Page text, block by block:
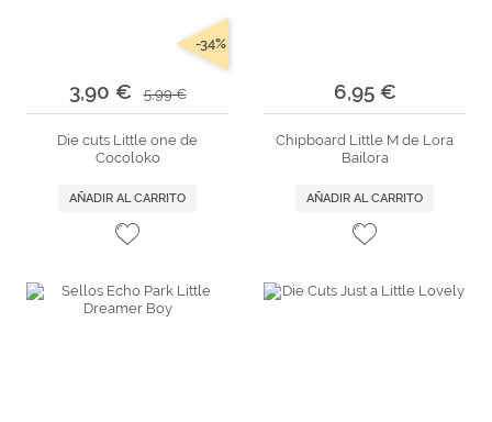
3,90 € 5,99 €
-34%
Die cuts Little one de
Cocoloko
AÑADIR AL CARRITO
6,95 €
Chipboard Little M de Lora
Bailora
AÑADIR AL CARRITO